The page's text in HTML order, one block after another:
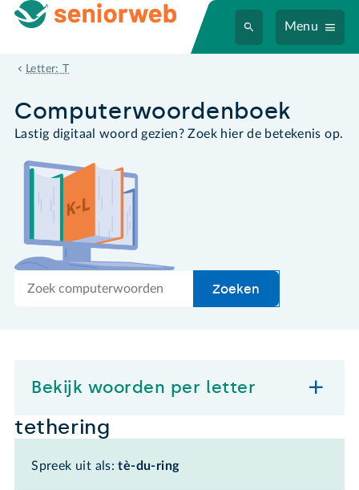
Menu
Letter: T
tethering
Computer­woordenboek
Lastig digitaal woord gezien? Zoek hier de betekenis op.
Zoek
Zoeken
Bekijk woorden per letter
tethering
Spreek uit als:tè-du-ring